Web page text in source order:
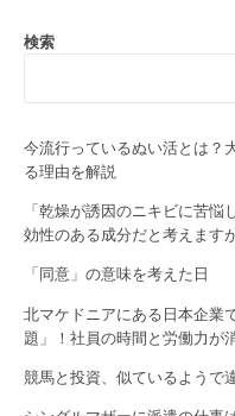
a
i
g
a
i
o
n
検索
今流行っているぬい活とは？
る理由を解説
「乾燥が誘因のニキビに苦
効性のある成分だと考えます
「同意」の意味を考えた日
北マケドニアにある日本企業
題」！社員の時間と労働力が
競馬と投資、似ているようで